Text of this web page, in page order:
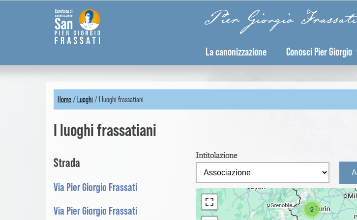
Pier Giorgio Frassati
La canonizzazione Conosci Pier Giorgio
You
are
Home /Luoghi /I luoghi frassatiani
I luoghi frassatiani
Strada
Via Pier Giorgio Frassati
Via Pier Giorgio Frassati
Intitolazione
2